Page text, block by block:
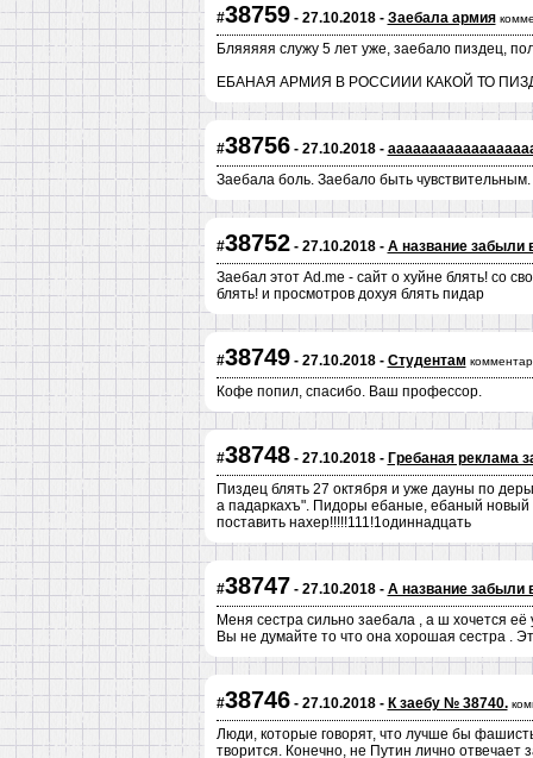
#38759- 27.10.2018 - Заебала армия
Бляяяяя служу 5 лет уже, заебало пиздец,
ЕБАНАЯ АРМИЯ В РОССИИИ КАКОЙ ТО
#38756- 27.10.2018 -
Заебала боль. Заебало быть чувствительным.
#38752- 27.10.2018 - А название забыли
Заебал этот Ad.me - сайт о хуйне блять! со
блять! и просмотров дохуя блять пидар
#38749- 27.10.2018 - Студентам
Кофе попил, спасибо. Ваш профессор.
#38748- 27.10.2018 - Гребаная реклама
Пиздец блять 27 октября и уже дауны по
а падаркахъ". Пидоры ебаные, ебаный новый
поставить нахер!!!!!111!1одиннадцать
#38747 - 27.10.2018 - А название забыли
Меня сестра сильно заебала , а ш хочется её
Вы не думайте то что она хорошая сестра .
#38746- 27.10.2018 - К заебу № 38740.
Люди, которые говорят, что лучше бы
творится. Конечно, не Путин лично